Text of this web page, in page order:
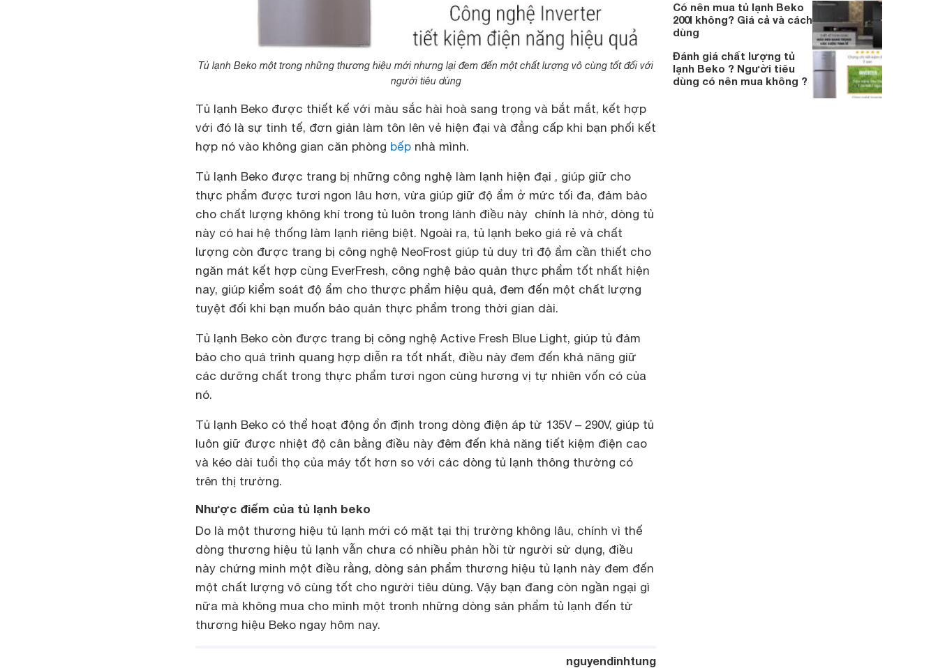
Tủ lạnh Beko một trong những thương hiệu mới nhưng lại đem đến một chất lượng vô cùng tốt đối với
người tiêu dùng
Tủ lạnh Beko được thiết kế với màu sắc hài hoà sang trọng và bắt mắt, kết hợp
với đó là sự tinh tế, đơn giản làm tôn lên vẻ hiện đại và đẳng cấp khi bạn phối kết
hợp nó vào không gian căn phòng bếp nhà mình.
Tủ lạnh Beko được trang bị những công nghệ làm lạnh hiện đại , giúp giữ cho
thực phẩm được tươi ngon lâu hơn, vừa giúp giữ độ ẩm ở mức tối đa, đảm bảo
cho chất lượng không khí trong tủ luôn trong lành điều này chính là nhờ, dòng tủ
này có hai hệ thống làm lạnh riêng biệt. Ngoài ra, tủ lạnh beko giá rẻ và chất
lượng còn được trang bị công nghệ NeoFrost giúp tủ duy trì độ ẩm cần thiết cho
ngăn mát kết hợp cùng EverFresh, công nghệ bảo quản thực phẩm tốt nhất hiện
nay, giúp kiểm soát độ ẩm cho thược phẩm hiệu quả, đem đến một chất lượng
tuyệt đối khi bạn muốn bảo quản thực phẩm trong thời gian dài.
Tủ lạnh Beko còn được trang bị công nghệ Active Fresh Blue Light, giúp tủ đảm
bảo cho quá trình quang hợp diễn ra tốt nhất, điều này đem đến khả năng giữ
các dưỡng chất trong thực phẩm tươi ngon cùng hương vị tự nhiên vốn có của
nó.
Tủ lạnh Beko có thể hoạt động ổn định trong dòng điện áp từ 135V – 290V, giúp tủ
luôn giữ được nhiệt độ cân bằng điều này đêm đến khả năng tiết kiệm điện cao
và kéo dài tuổi thọ của máy tốt hơn so với các dòng tủ lạnh thông thường có
trên thị trường.
Nhược điểm của tủ lạnh beko
Do là một thương hiệu tủ lạnh mới có mặt tại thị trường không lâu, chính vì thế
dòng thương hiệu tủ lạnh vẫn chưa có nhiều phản hồi từ người sử dụng, điều
này chứng minh một điều rằng, dòng sản phẩm thương hiệu tủ lạnh này đem đến
một chất lượng vô cùng tốt cho người tiêu dùng. Vậy bạn đang còn ngần ngại gì
nữa mà không mua cho mình một tronh những dòng sản phẩm tủ lạnh đến từ
thương hiệu Beko ngay hôm nay.
nguyendinhtung
Có nên mua tủ lạnh Beko
200l không? Giá cả và cách
dùng
Đánh giá chất lượng tủ
lạnh Beko ? Người tiêu
dùng có nên mua không ?